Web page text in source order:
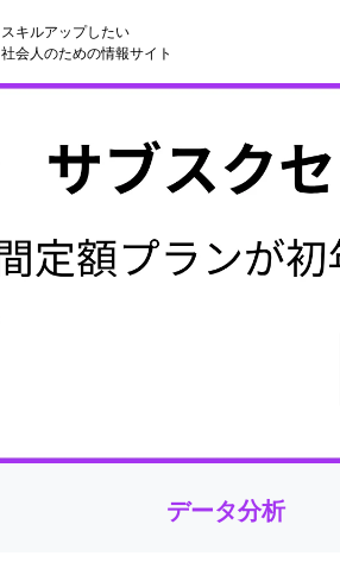
スキルアップしたい
社会人のための情報サイト
データ分析